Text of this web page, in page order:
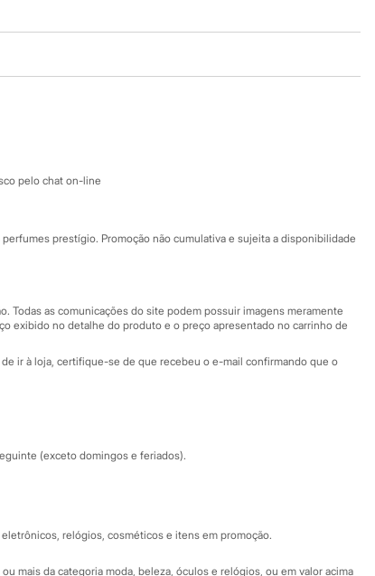
Atendimento
Fale conosco
Central de ética
Eventos
pelo chat on-line
prestígio. Promoção não cumulativa e sujeita a disponibilidade
Todas as comunicações do site podem possuir imagens meramente
exibido no detalhe do produto e o preço apresentado no carrinho de
ir à loja, certifique-se de que recebeu o e-mail confirmando que o
(exceto domingos e feriados).
relógios, cosméticos e itens em promoção.
mais da categoria moda, beleza, óculos e relógios, ou em valor acima